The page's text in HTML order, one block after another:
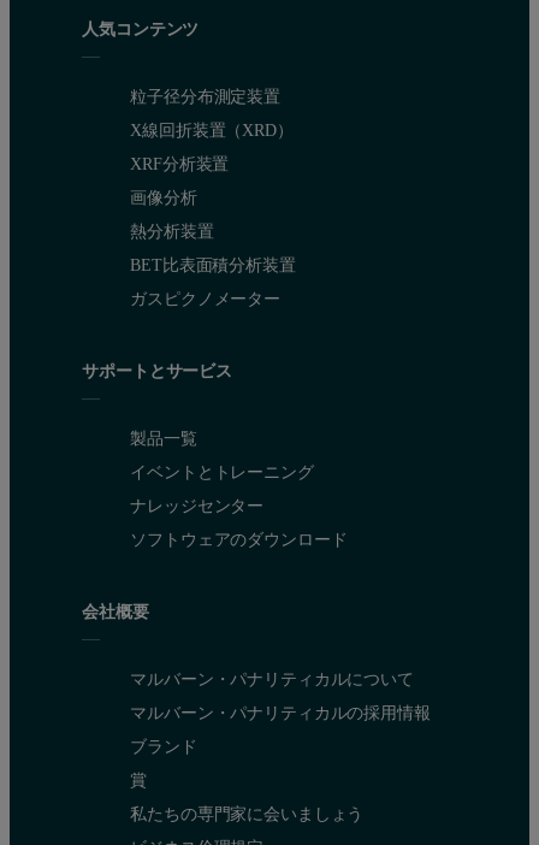
人気コンテンツ
粒子径分布測定装置
X線回折装置（XRD）
XRF分析装置
画像分析
熱分析装置
BET比表面積分析装置
ガスピクノメーター
サポートとサービス
製品一覧
イベントとトレーニング
ナレッジセンター
ソフトウェアのダウンロード
会社概要
マルバーン・パナリティカルについて
マルバーン・パナリティカルの採用情報
ブランド
賞
私たちの専門家に会いましょう